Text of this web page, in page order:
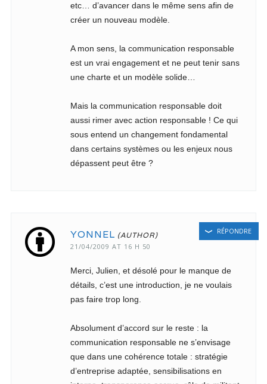
etc… d’avancer dans le même sens afin de
créer un nouveau modèle.
A mon sens, la communication responsable
est un vrai engagement et ne peut tenir sans
une charte et un modèle solide…
Mais la communication responsable doit
aussi rimer avec action responsable ! Ce qui
sous entend un changement fondamental
dans certains systèmes ou les enjeux nous
dépassent peut être ?
YONNEL
21/04/2009 AT 16 H 50
Merci, Julien, et désolé pour le manque de
détails, c’est une introduction, je ne voulais
pas faire trop long.
Absolument d’accord sur le reste : la
communication responsable ne s’envisage
que dans une cohérence totale : stratégie
d’entreprise adaptée, sensibilisations en
RÉPONDRE